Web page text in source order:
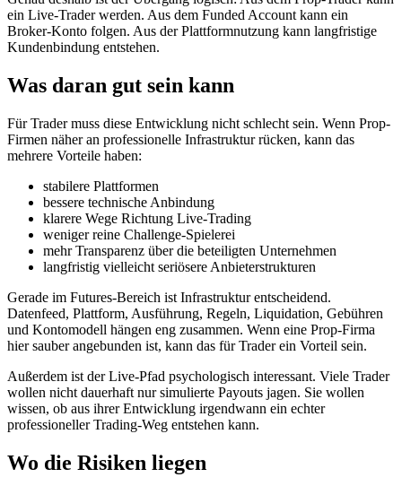
ein Live-Trader werden. Aus dem Funded Account kann ein
Broker-Konto folgen. Aus der Plattformnutzung kann langfristige
Kundenbindung entstehen.
Was daran gut sein kann
Für Trader muss diese Entwicklung nicht schlecht sein. Wenn Prop-
Firmen näher an professionelle Infrastruktur rücken, kann das
mehrere Vorteile haben:
stabilere Plattformen
bessere technische Anbindung
klarere Wege Richtung Live-Trading
weniger reine Challenge-Spielerei
mehr Transparenz über die beteiligten Unternehmen
langfristig vielleicht seriösere Anbieterstrukturen
Gerade im Futures-Bereich ist Infrastruktur entscheidend.
Datenfeed, Plattform, Ausführung, Regeln, Liquidation, Gebühren
und Kontomodell hängen eng zusammen. Wenn eine Prop-Firma
hier sauber angebunden ist, kann das für Trader ein Vorteil sein.
Außerdem ist der Live-Pfad psychologisch interessant. Viele Trader
wollen nicht dauerhaft nur simulierte Payouts jagen. Sie wollen
wissen, ob aus ihrer Entwicklung irgendwann ein echter
professioneller Trading-Weg entstehen kann.
Wo die Risiken liegen